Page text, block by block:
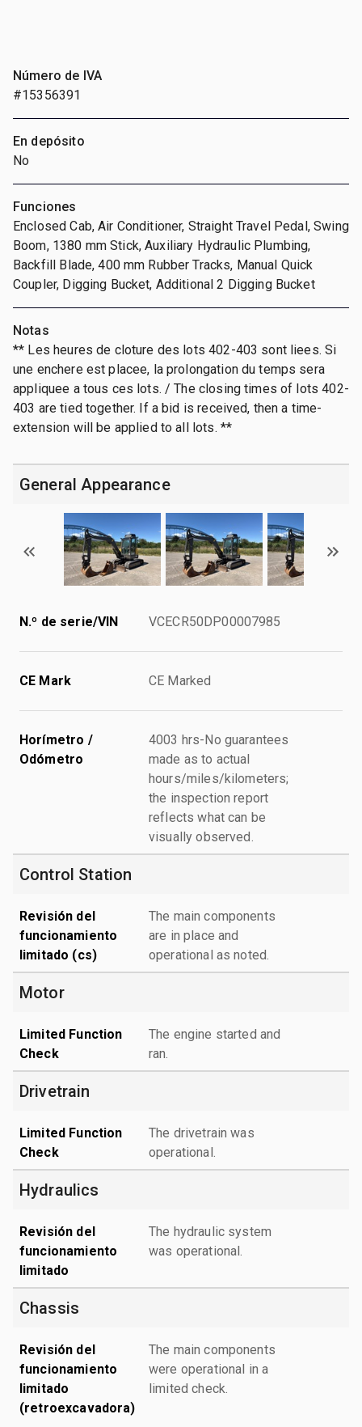
Número de IVA
#15356391
En depósito
No
Funciones
Enclosed Cab, Air Conditioner, Straight Travel Pedal, Swing
Boom, 1380 mm Stick, Auxiliary Hydraulic Plumbing,
Backfill Blade, 400 mm Rubber Tracks, Manual Quick
Coupler, Digging Bucket, Additional 2 Digging Bucket
Notas
** Les heures de cloture des lots 402-403 sont liees. Si
une enchere est placee, la prolongation du temps sera
appliquee a tous ces lots. / The closing times of lots 402-
403 are tied together. If a bid is received, then a time-
extension will be applied to all lots. **
General Appearance
N.º de serie/VIN VCECR50DP00007985
CE Mark CE Marked
Horímetro /
Odómetro
4003 hrs-No guarantees
made as to actual
hours/miles/kilometers;
the inspection report
reflects what can be
visually observed.
Control Station
Revisión del
funcionamiento
limitado (cs)
The main components
are in place and
operational as noted.
Motor
Limited Function
Check
The engine started and
ran.
Drivetrain
Limited Function
Check
The drivetrain was
operational.
Hydraulics
Revisión del
funcionamiento
limitado
The hydraulic system
was operational.
Chassis
Revisión del
funcionamiento
limitado
(retroexcavadora)
The main components
were operational in a
limited check.